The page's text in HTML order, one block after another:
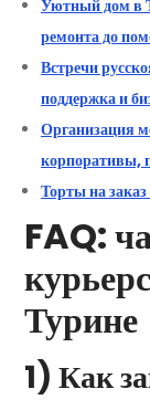
Уютный дом в
ремонта до
Встречи
поддержка и
Организация
корпоративы,
Торты на
FAQ:
Турине
1) Как